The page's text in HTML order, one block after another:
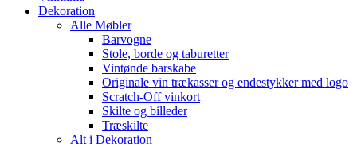
Dekoration
Alle Møbler
Barvogne
Stole, borde og taburetter
Vintønde barskabe
Originale vin trækasser og endestykker med logo
Scratch-Off vinkort
Skilte og billeder
Træskilte
Alt i Dekoration